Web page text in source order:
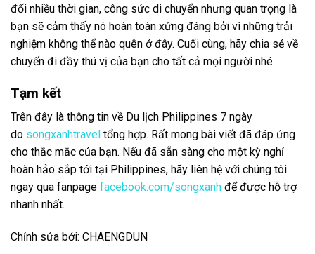
đối nhiều thời gian, công sức di chuyển nhưng quan trọng là
bạn sẽ cảm thấy nó hoàn toàn xứng đáng bởi vì những trải
nghiệm không thể nào quên ở đây. Cuối cùng, hãy chia sẻ về
chuyến đi đầy thú vị của bạn cho tất cả mọi người nhé.
Tạm kết
Trên đây là thông tin về Du lịch Philippines 7 ngày
do songxanhtravel tổng hợp. Rất mong bài viết đã đáp ứng
cho thắc mắc của bạn. Nếu đã sẵn sàng cho một kỳ nghỉ
hoàn hảo sắp tới tại Philippines, hãy liên hệ với chúng tôi
ngay qua fanpage facebook.com/songxanh để được hỗ trợ
nhanh nhất.
Chỉnh sửa bởi: CHAENGDUN